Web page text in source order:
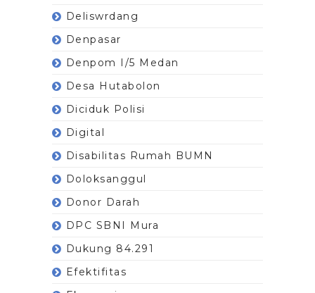
Deliswrdang
Denpasar
Denpom I/5 Medan
Desa Hutabolon
Diciduk Polisi
Digital
Disabilitas Rumah BUMN
Doloksanggul
Donor Darah
DPC SBNI Mura
Dukung 84.291
Efektifitas